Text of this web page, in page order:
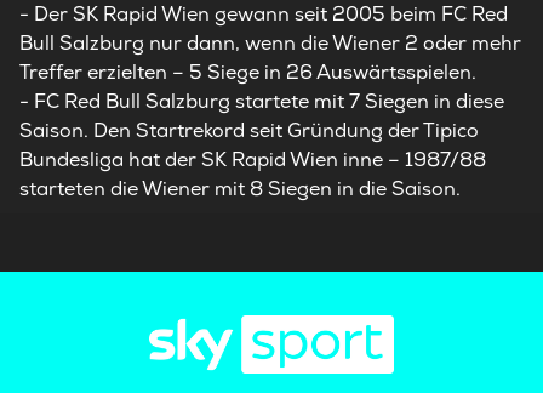
- Der SK Rapid Wien gewann seit 2005 beim FC Red
Bull Salzburg nur dann, wenn die Wiener 2 oder mehr
Treffer erzielten – 5 Siege in 26 Auswärtsspielen.
- FC Red Bull Salzburg startete mit 7 Siegen in diese
Saison. Den Startrekord seit Gründung der Tipico
Bundesliga hat der SK Rapid Wien inne – 1987/88
starteten die Wiener mit 8 Siegen in die Saison.